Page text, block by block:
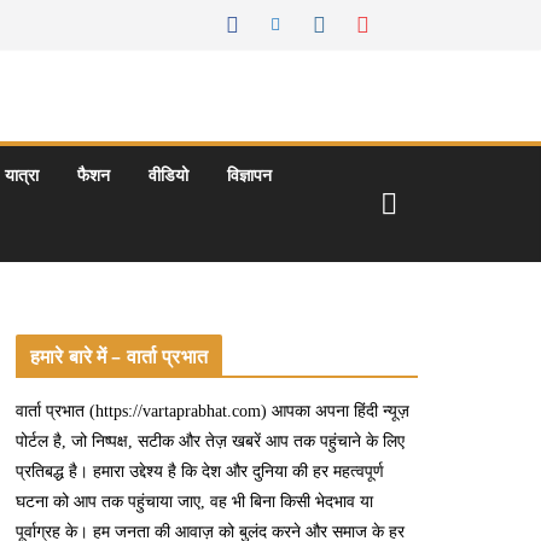
यात्रा फैशन वीडियो विज्ञापन
हमारे बारे में – वार्ता प्रभात
वार्ता प्रभात (https://vartaprabhat.com) आपका अपना हिंदी न्यूज़
पोर्टल है, जो निष्पक्ष, सटीक और तेज़ खबरें आप तक पहुंचाने के लिए
प्रतिबद्ध है। हमारा उद्देश्य है कि देश और दुनिया की हर महत्वपूर्ण
घटना को आप तक पहुंचाया जाए, वह भी बिना किसी भेदभाव या
पूर्वाग्रह के। हम जनता की आवाज़ को बुलंद करने और समाज के हर